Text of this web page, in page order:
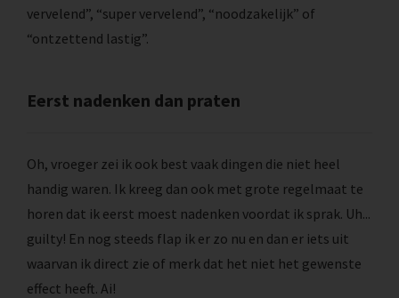
vervelend”, “super vervelend”, “noodzakelijk” of
“ontzettend lastig”.
Eerst nadenken dan praten
Oh, vroeger zei ik ook best vaak dingen die niet heel
handig waren. Ik kreeg dan ook met grote regelmaat te
horen dat ik eerst moest nadenken voordat ik sprak. Uh...
guilty! En nog steeds flap ik er zo nu en dan er iets uit
waarvan ik direct zie of merk dat het niet het gewenste
effect heeft. Ai!